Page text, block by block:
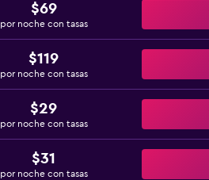
$69
por noche con tasas
$119
por noche con tasas
$29
por noche con tasas
$31
por noche con tasas